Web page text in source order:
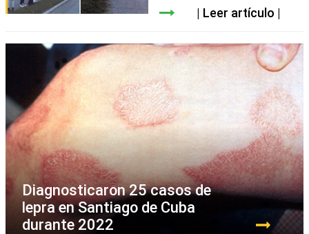
Leer artículo
Diagnosticaron 25 casos de
lepra en Santiago de Cuba
durante 2022